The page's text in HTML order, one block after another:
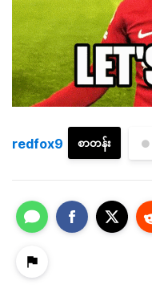
●
စာတန်း
redfox9